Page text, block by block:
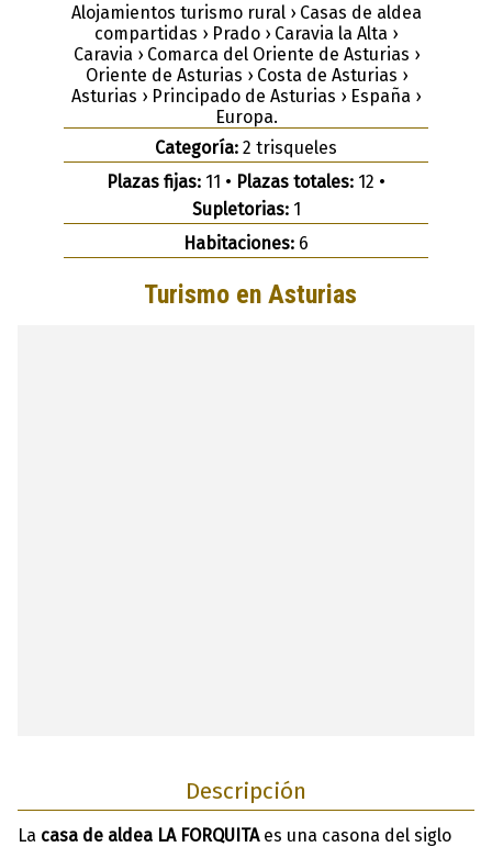
Alojamientos turismo rural › Casas de aldea
compartidas › Prado › Caravia la Alta ›
Caravia › Comarca del Oriente de Asturias ›
Oriente de Asturias › Costa de Asturias ›
Asturias › Principado de Asturias › España ›
Europa.
Categoría: 2 trisqueles
Plazas fijas: 11 • Plazas totales: 12 •
Supletorias:1
Habitaciones: 6
Descripción
La casa de aldea LA FORQUITAes una casona del siglo